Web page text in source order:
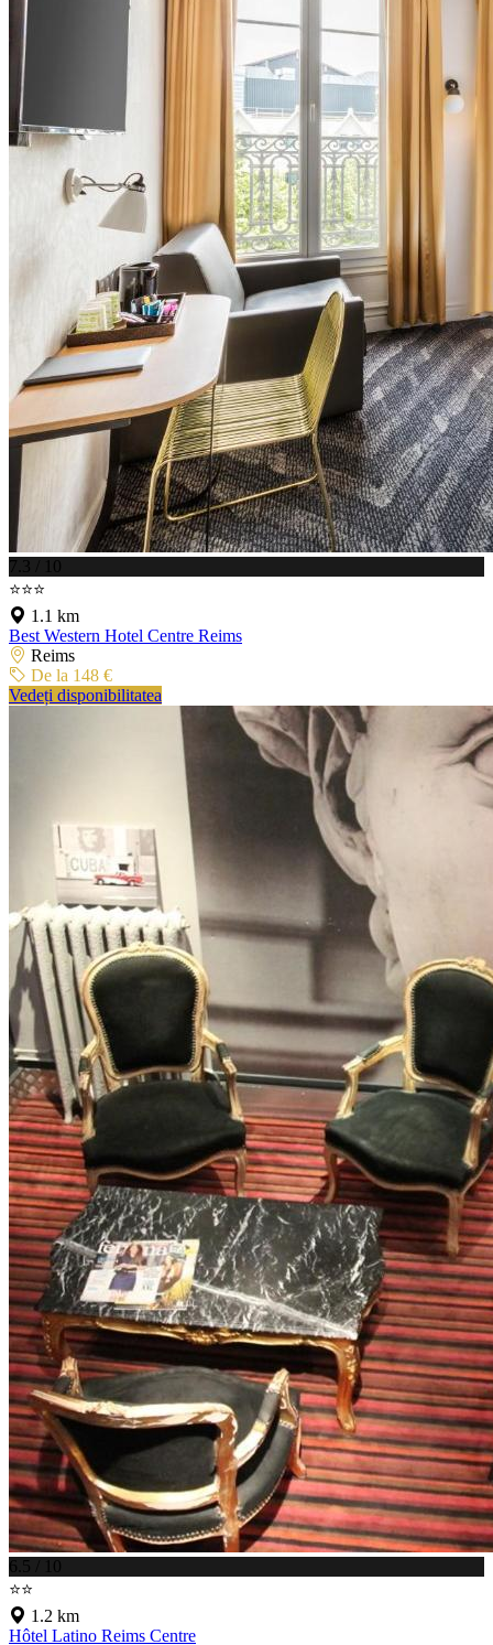
7.3 / 10
⭐⭐⭐
1.1 km
Best Western Hotel Centre Reims
Reims
De la 148 €
Vedeți disponibilitatea
6.5 / 10
⭐⭐
1.2 km
Hôtel Latino Reims Centre